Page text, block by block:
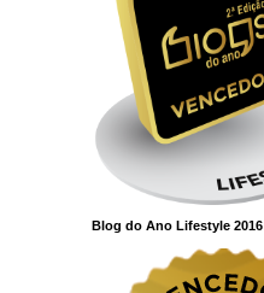
Blog do Ano Lifestyle 2016